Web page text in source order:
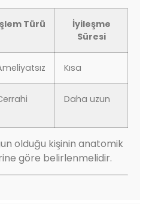
Türü
İyileşme
Süresi
Kısa
Daha uzun
olduğu kişinin anatomik
göre belirlenmelidir.